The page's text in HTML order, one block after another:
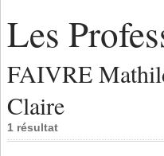
Les
FAIVRE
Claire
1 résultat